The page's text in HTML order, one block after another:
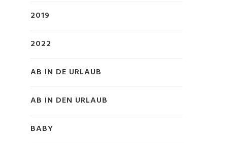
2019
2022
AB IN DE URLAUB
AB IN DEN URLAUB
BABY